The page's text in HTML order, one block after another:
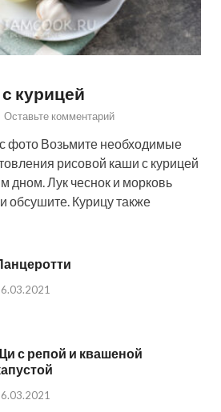
курицей
Оставьте комментарий
фото Возьмите необходимые
рисовой каши с курицей
дном. Лук чеснок и морковь
обсушите. Курицу также
с репой и квашеной